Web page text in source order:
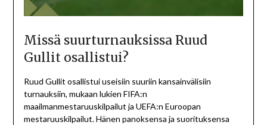
Missä suurturnauksissa Ruud
Gullit osallistui?
Ruud Gullit osallistui useisiin suuriin kansainvälisiin
turnauksiin, mukaan lukien FIFA:n
maailmanmestaruuskilpailut ja UEFA:n Euroopan
mestaruuskilpailut. Hänen panoksensa ja suorituksensa